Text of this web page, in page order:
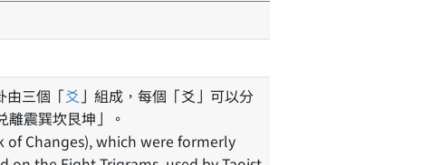
由三個「爻 」組成，每個「爻」可以分
震巽坎艮坤」。
of Changes), which were formerly